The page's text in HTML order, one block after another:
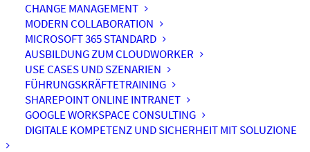
CHANGE MANAGEMENT
MODERN COLLABORATION
MICROSOFT 365 STANDARD
AUSBILDUNG ZUM CLOUDWORKER
USE CASES UND SZENARIEN
FÜHRUNGSKRÄFTETRAINING
SHAREPOINT ONLINE INTRANET
GOOGLE WORKSPACE CONSULTING
DIGITALE KOMPETENZ UND SICHERHEIT MIT SOLUZIONE